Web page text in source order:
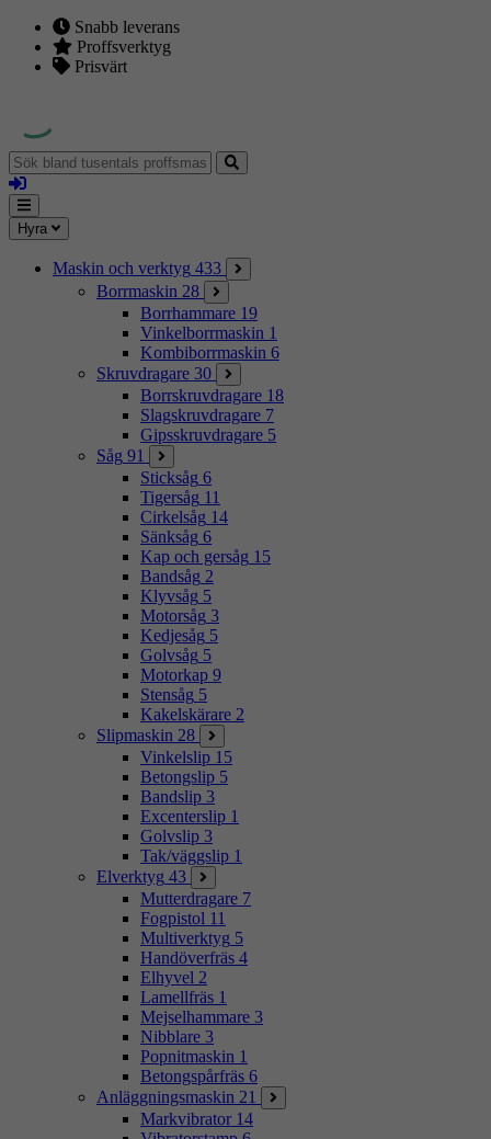
Snabb leverans
Proffsverktyg
Prisvärt
Sök
bland
tusentals
proffsmaskiner
Logga
in
Mina
sidor
Meny
Hyra
Maskin och verktyg 433
Borrmaskin 28
Borrhammare 19
Vinkelborrmaskin 1
Kombiborrmaskin 6
Skruvdragare 30
Borrskruvdragare 18
Slagskruvdragare 7
Gipsskruvdragare 5
Såg 91
Sticksåg 6
Tigersåg 11
Cirkelsåg 14
Sänksåg 6
Kap och gersåg 15
Bandsåg 2
Klyvsåg 5
Motorsåg 3
Kedjesåg 5
Golvsåg 5
Motorkap 9
Stensåg 5
Kakelskärare 2
Slipmaskin 28
Vinkelslip 15
Betongslip 5
Bandslip 3
Excenterslip 1
Golvslip 3
Tak/väggslip 1
Elverktyg 43
Mutterdragare 7
Fogpistol 11
Multiverktyg 5
Handöverfräs 4
Elhyvel 2
Lamellfräs 1
Mejselhammare 3
Nibblare 3
Popnitmaskin 1
Betongspårfräs 6
Anläggningsmaskin 21
Markvibrator 14